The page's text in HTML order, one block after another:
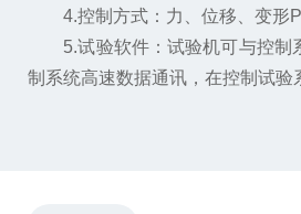
4.控制方式：力、位移、变形
5.试验软件：试验机可与控制系
制系统高速数据通讯，在控制试验